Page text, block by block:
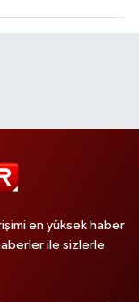
en yüksek haber
ile sizlerle